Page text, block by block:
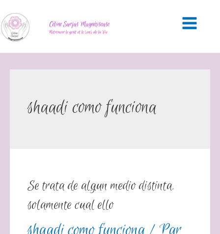
Céline Surjus Magnétiseuse
Retrouver le goût et le sens de la Vie
shaadi como funciona
Se trata de algun medio distinta,
solamente cual ello